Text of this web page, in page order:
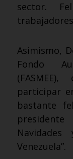
sector.
Asimismo,
Fondo
participar
bastante
Venezuela”.